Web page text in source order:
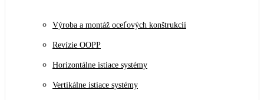
Výroba a montáž oceľových konštrukcií
Revízie OOPP
Horizontálne istiace systémy
Vertikálne istiace systémy